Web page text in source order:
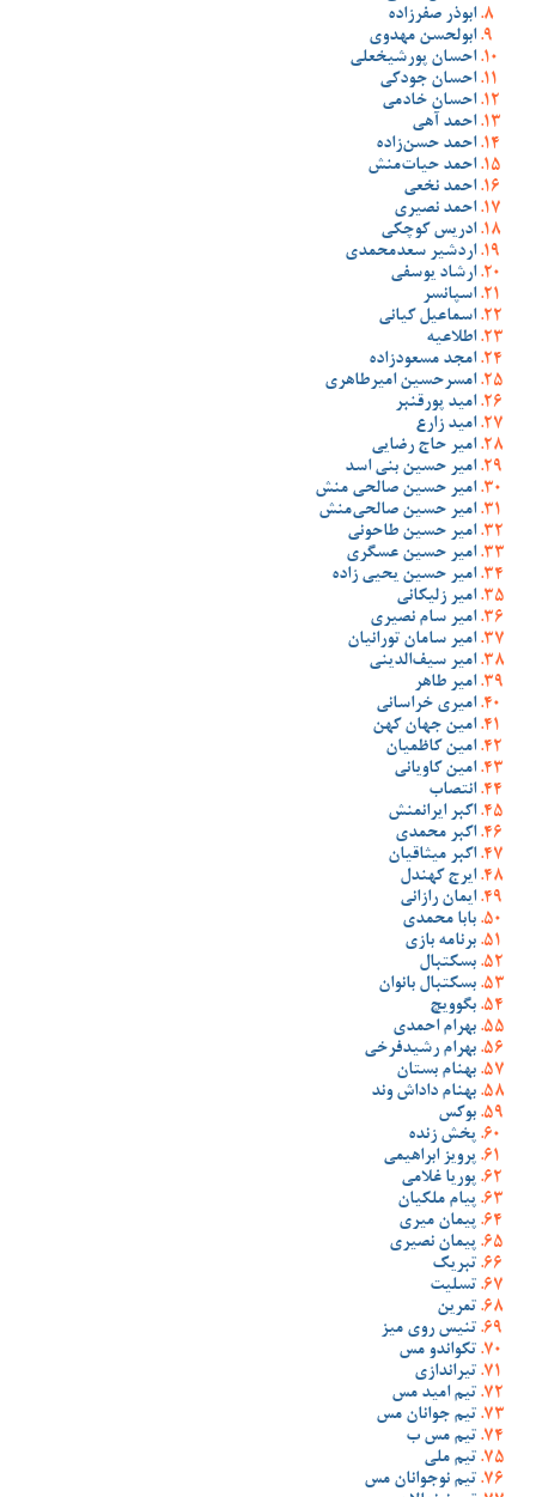
ابوذر صفرزاده
ابولحسن مهدوی
احسان پورشیخعلی
احسان جودکی
احسان خادمی
احمد آهی
احمد حسن‌زاده
احمد حیات‌منش
احمد نخعی
احمد نصیری
ادریس کوچکی
اردشیر سعدمحمدی
ارشاد یوسفی
اسپانسر
اسماعیل کیانی
اطلاعیه
امجد مسعودزاده
امسرحسین امیرطاهری
امید پورقنبر
امید زارع
امیر حاج رضایی
امیر حسین بنی اسد
امیر حسین صالحی منش
امیر حسین صالحی‌منش
امیر حسین طاحونی
امیر حسین عسگری
امیر حسین یحیی زاده
امیر زلیکانی
امیر سام نصیری
امیر سامان تورانیان
امیر سیف‌الدینی
امیر طاهر
امیری خراسانی
امین جهان کهن
امین کاظمیان
امین کاویانی
انتصاب
اکبر ایرانمنش
اکبر محمدی
اکبر میثاقیان
ایرج کهندل
ایمان رازانی
بابا محمدی
برنامه بازی
بسکتبال
بسکتبال بانوان
بگوویچ
بهرام احمدی
بهرام رشیدفرخی
بهنام بستان
بهنام داداش وند
بوکس
پخش زنده
پرویز ابراهیمی
پوریا غلامی
پیام ملکیان
پیمان میری
پیمان نصیری
تبریک
تسلیت
تمرین
تنیس روی میز
تکواندو مس
تیراندازی
تیم امید مس
تیم جوانان مس
تیم مس ب
تیم ملی
تیم نوجوانان مس